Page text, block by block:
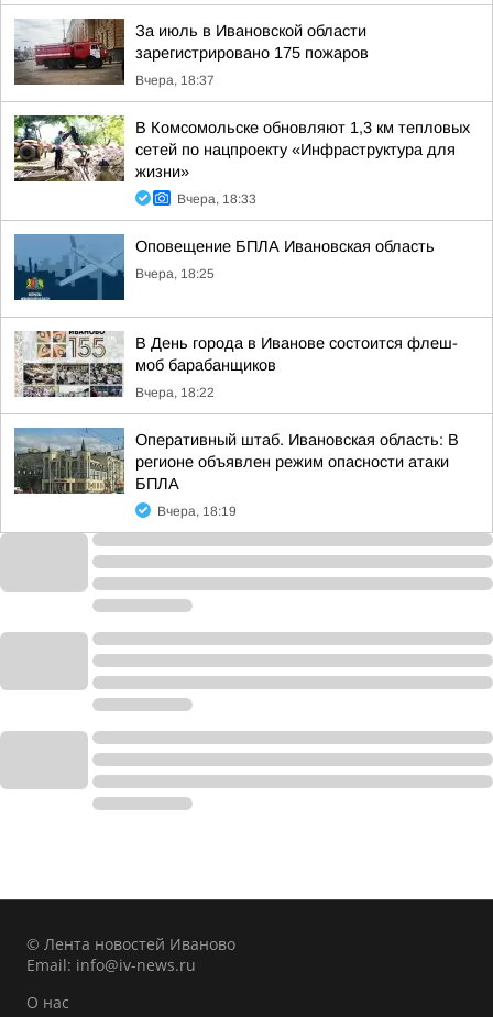
За июль в Ивановской области
зарегистрировано 175 пожаров
Вчера, 18:37
В Комсомольске обновляют 1,3 км тепловых
сетей по нацпроекту «Инфраструктура для
жизни»
Вчера, 18:33
Оповещение БПЛА Ивановская область
Вчера, 18:25
В День города в Иванове состоится флеш-
моб барабанщиков
Вчера, 18:22
Оперативный штаб. Ивановская область: В
регионе объявлен режим опасности атаки
БПЛА
Вчера, 18:19
© Лента новостей Иваново
Email: info@iv-news.ru
О нас